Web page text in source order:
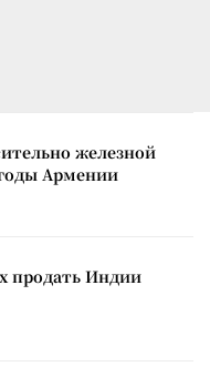
железной
Армении
продать Индии